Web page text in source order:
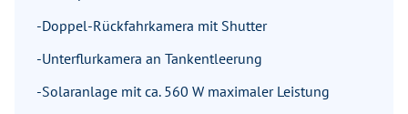
-Doppel-Rückfahrkamera mit Shutter
-Unterflurkamera an Tankentleerung
-Solaranlage mit ca. 560 W maximaler Leistung